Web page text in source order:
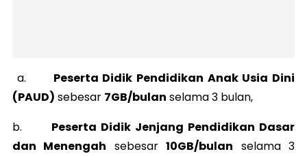
a. Peserta Didik Pendidikan Anak Usia Dini
(PAUD) sebesar 7GB/bulan selama 3 bulan,
b. Peserta Didik Jenjang Pendidikan Dasar
dan Menengah sebesar10GB/bulan selama 3